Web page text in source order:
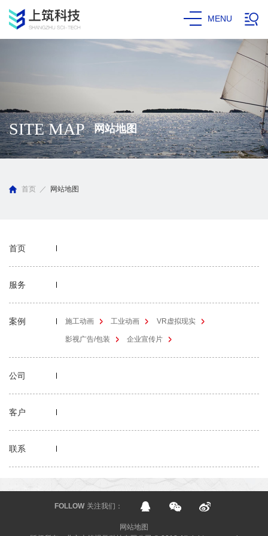
MENU
SITE MAP 网站地图
首页 ／ 网站地图
首页
服务
案例 施工动画 工业动画 VR虚拟现实
影视广告/包装 企业宣传片
公司
客户
联系
FOLLOW 关注我们：
网站地图